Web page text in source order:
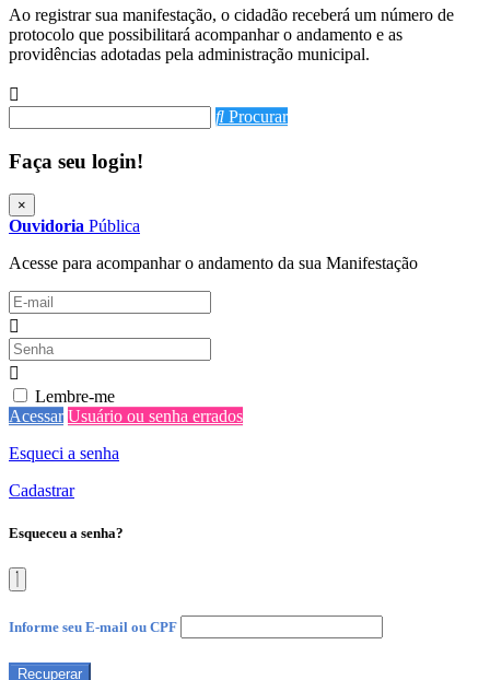
Ao registrar sua manifestação, o cidadão receberá um número de
protocolo que possibilitará acompanhar o andamento e as
providências adotadas pela administração municipal.
Procurar
Faça seu login!
×
Ouvidoria Pública
Acesse para acompanhar o andamento da sua Manifestação
Lembre-me
Acessar Usuário ou senha errados
Esqueci a senha
Cadastrar
Esqueceu a senha?
Informe seu E-mail ou CPF
Recuperar